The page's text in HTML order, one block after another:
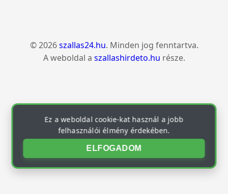
© 2026szallas24.hu. Minden jog fenntartva.
A weboldal a szallashirdeto.hu része.
Ez a weboldal cookie-kat használ a jobb
felhasználói élmény érdekében.
ELFOGADOM